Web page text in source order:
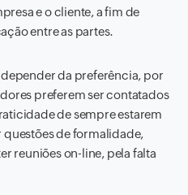
e o cliente, a fim de
entre as partes.
da preferência, por
preferem ser contatados
de sempre estarem
de formalidade,
reuniões on-line, pela falta